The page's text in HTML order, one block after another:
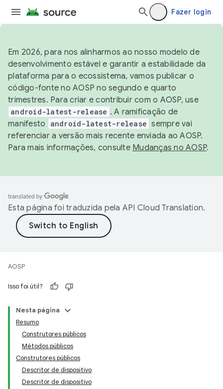
Fazer login
Em 2026, para nos alinharmos ao nosso modelo de
desenvolvimento estável e garantir a estabilidade da
plataforma para o ecossistema, vamos publicar o
código-fonte no AOSP no segundo e quarto
trimestres. Para criar e contribuir com o AOSP, use
android-latest-release . A ramificação de
manifesto
android-latest-release sempre vai
referenciar a versão mais recente enviada ao AOSP.
Para mais informações, consulte Mudanças no AOSP.
Esta página foi traduzida pela API Cloud Translation.
AOSP
Isso foi útil?
Nesta página
Resumo
Construtores públicos
Métodos públicos
Construtores públicos
Descritor de dispositivo
Descritor de dispositivo